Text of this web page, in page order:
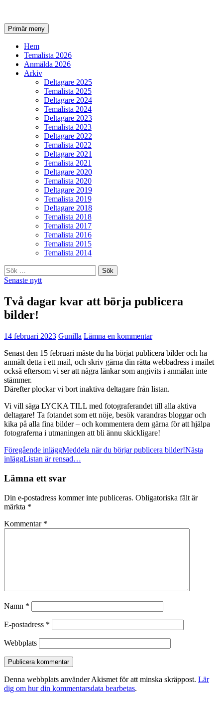
SökPrimär meny Gå
till
Hem
Temalista 2026
Anmälda 2026
Arkiv
Deltagare 2025
Temalista 2025
Deltagare 2024
Temalista 2024
Deltagare 2023
Temalista 2023
Deltagare 2022
Temalista 2022
Deltagare 2021
Temalista 2021
Deltagare 2020
Temalista 2020
Deltagare 2019
Temalista 2019
Deltagare 2018
Temalista 2018
Temalista 2017
Temalista 2016
Temalista 2015
Temalista 2014
Sök
efter:
Senaste nytt
Två dagar kvar att börja publicera
bilder!
14 februari 2023 Gunilla Lämna en kommentar
Senast den 15 februari måste du ha börjat publicera bilder och ha
anmält detta i ett mail, och skriv gärna din rätta webbadress i mailet
också eftersom vi ser att några länkar som angivits i anmälan inte
stämmer.
Därefter plockar vi bort inaktiva deltagare från listan.
Vi vill säga LYCKA TILL med fotograferandet till alla aktiva
deltagare! Ta fotandet som ett nöje, besök varandras bloggar och
kika på alla fina bilder – och kommentera dem gärna för att hjälpa
fotograferna i utmaningen att bli ännu skickligare!
Inläggsnavigering
Föregående inläggMeddela när du börjar publicera bilder!Nästa
inläggListan är rensad…
Lämna ett svar
Din e-postadress kommer inte publiceras. Obligatoriska fält är
märkta *
Kommentar *
Namn *
E-postadress *
Webbplats
Denna webbplats använder Akismet för att minska skräppost. Lär
dig om hur din kommentarsdata bearbetas.